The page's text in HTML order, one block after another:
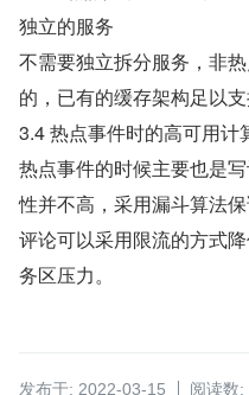
独立的服务
不需要独立拆分服务，非
的，已有的缓存架构足以支
3.4 热点事件时的高可用计
热点事件的时候主要也是
性并不高，采用漏斗算法
评论可以采用限流的方式
务区压力。
发布于: 2022-03-15 阅读数: